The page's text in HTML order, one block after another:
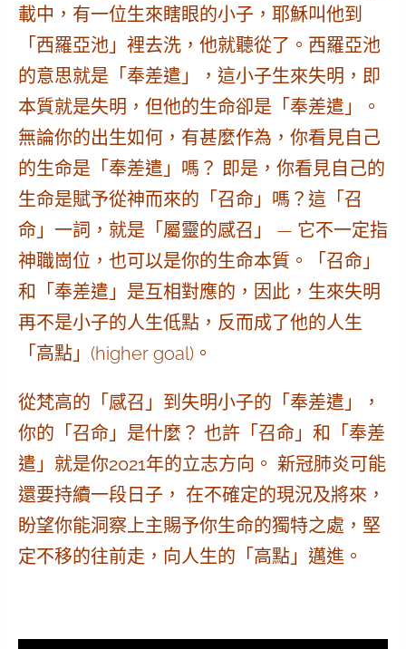
載中， 有一位生來瞎眼的小子 ，耶穌叫他到
「西羅亞池」裡去洗，他就聽從了。西羅亞池
的意思就是 「奉差遣」
，這小子生來失明，即
本質就是失明，但他的生命卻是「奉差遣」。
無論你的出生如何，有甚麼作為，你看見自己
的生命是「奉差遣」嗎？ 即是， 你看見自己的
生命是賦予從神而來的「召命」嗎？這「召
命」一詞，就是「屬靈的感召」
— 它不一定指
神職崗位，也可以是你的生命本質。「召命」
和「奉差遣」是互相對應的，因此，生來失明
再不是小子的人生低點，反而成了他的人生
「高點」(higher goal)。
從梵高的「感召」到失明小子的「奉差遣」，
你的「召命」是什麼？ 也許「召命」和「奉差
遣」就是你2021年的立志方向。 新冠肺炎可能
還要持續一段日子， 在不確定的現況及將來，
盼望你能洞察上主賜予你生命的獨特之處，堅
定不移的往前走，向人生的「高點」邁進。